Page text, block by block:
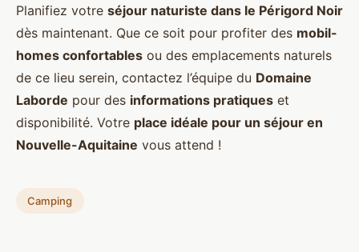
Planifiez votre séjour naturiste dans le Périgord Noir
dès maintenant. Que ce soit pour profiter des mobil-
homes confortables ou des emplacements naturels
de ce lieu serein, contactez l’équipe du Domaine
Laborde pour des informations pratiques et
disponibilité. Votre place idéale pour un séjour en
Nouvelle-Aquitaine vous attend !
Camping